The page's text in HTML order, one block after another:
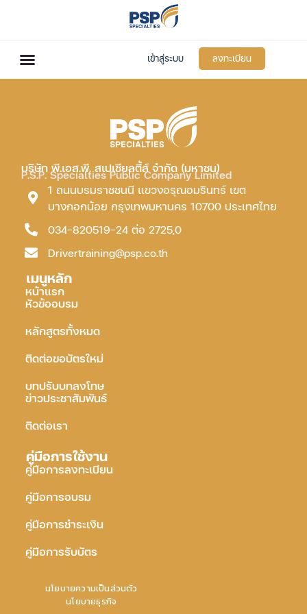
เข้าสู่ระบบ ลงทะเบียน
บริษัท พี.เอส.พี. สเปเชียลตี้ส์ จำกัด (มหาชน)
P.S.P. Specialties Public Company Limited
1 ถนนบรมราชชนนี แขวงอรุณอมรินทร์ เขต
บางกอกน้อย กรุงเทพมหานคร 10700 ประเทศไทย
034-820519-24 ต่อ 2725,0
Drivertraining@psp.co.th
เมนูหลัก
หน้าแรก
หัวข้ออบรม
หลักสูตรทั้งหมด
ติดต่อขอบัตรใหม่
บทปรับบทลงโทษ
ข่าวประชาสัมพันธ์
ติดต่อเรา
คู่มือการใช้งาน
คู่มือการลงทะเบียน
คู่มือการอบรม
คู่มือการชำระเงิน
คู่มือการรับบัตร
นโยบายความเป็นส่วนตัว
นโยบายธุรกิจ